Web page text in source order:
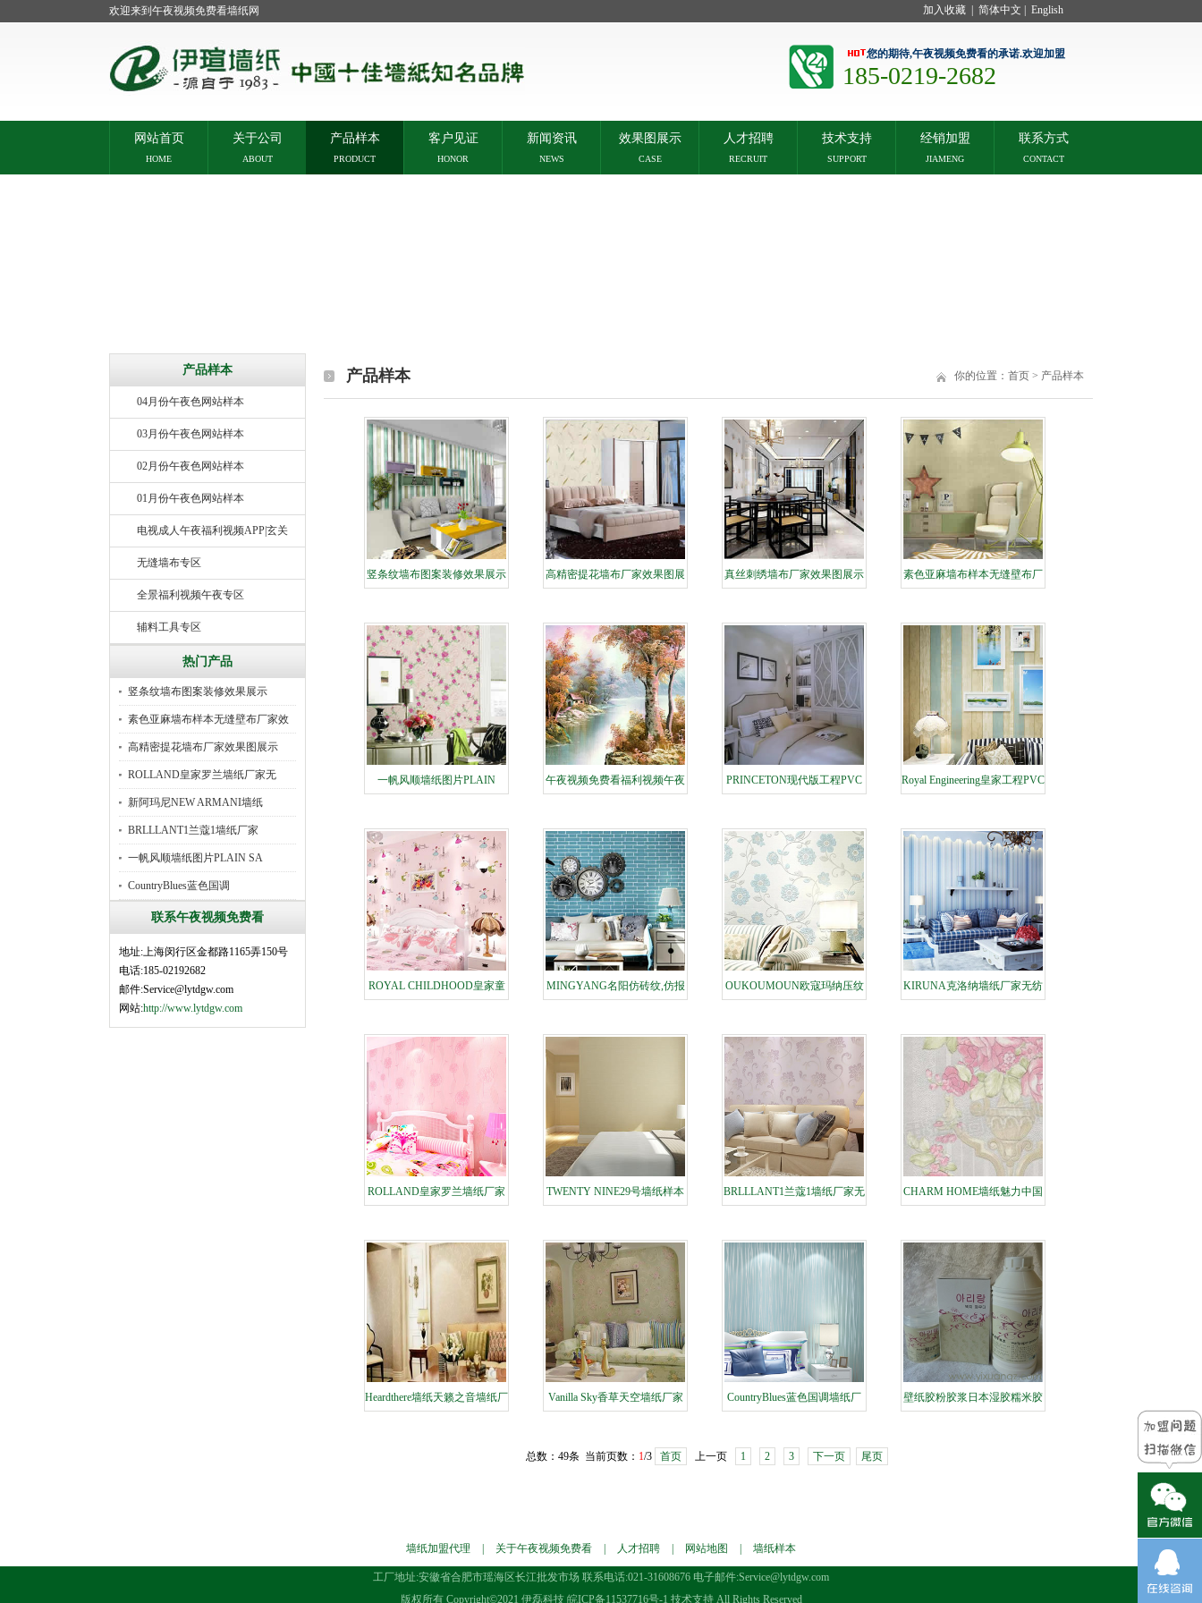
欢迎来到午夜视频免费看墙纸网 加入收藏 简体中文 English
您的期待,午夜视频免费看的承诺.欢迎加盟
185-0219-2682
网站首页
HOME
关于公司
ABOUT
产品样本
PRODUCT
客户见证
HONOR
新闻资讯
NEWS
效果图展示
CASE
人才招聘
RECRUIT
技术支持
SUPPORT
经销加盟
JIAMENG
联系方式
CONTACT
产品样本
04月份午夜色网站样本
03月份午夜色网站样本
02月份午夜色网站样本
01月份午夜色网站样本
电视成人午夜福利视频APP|玄关
无缝墙布专区
全景福利视频午夜专区
辅料工具专区
热门产品
竖条纹墙布图案装修效果展示
素色亚麻墙布样本无缝壁布厂家效
果
高精密提花墙布厂家效果图展示
ROLLAND皇家罗兰墙纸厂家无
新阿玛尼NEW ARMANI墙纸
BRLLLANT1兰蔻1墙纸厂家
一帆风顺墙纸图片PLAIN SA
CountryBlues蓝色国调
联系午夜视频免费看
地址:上海闵行区金都路1165弄150号
电话:185-02192682
邮件:Service@lytdgw.com
网站:http://www.lytdgw.com
产品样本 你的位置： 首页 > 产品样本
竖条纹墙布图案装修效果展示 高精密提花墙布厂家效果图展 真丝刺绣墙布厂家效果图展示 素色亚麻墙布样本无缝壁布厂
一帆风顺墙纸图片PLAIN 午夜视频免费看福利视频午夜
APP玄关专用图集合任意定制
PRINCETON现代版工程PVC Royal Engineering皇家工程PVC
ROYAL CHILDHOOD皇家童 MINGYANG名阳仿砖纹,仿报 OUKOUMOUN欧寇玛纳压纹
展示
KIRUNA克洛纳墙纸厂家无纺
ROLLAND皇家罗兰墙纸厂家
示
TWENTY NINE29号墙纸样本 BRLLLANT1兰蔻1墙纸厂家无 CHARM HOME墙纸魅力中国
效
Heardthere墙纸天籁之音墙纸厂 Vanilla Sky香草天空墙纸厂家 CountryBlues蓝色国调墙纸厂 壁纸胶粉胶浆日本湿胶糯米胶
总数：49条 当前页数： 1/3 首页 上一页 1 2 3 下一页 尾页
墙纸加盟代理 关于午夜视频免费看 人才招聘 网站地图 墙纸样本
工厂地址:安徽省合肥市瑶海区长江批发市场 联系电话:021-31608676 电子邮件:Service@lytdgw.com
版权所有 Copyright©2021 伊磊科技 皖ICP备11537716号-1 技术支持 All Rights Reserved